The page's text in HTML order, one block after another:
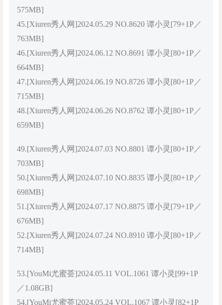
575MB]
45.[Xiuren秀人网]2024.05.29 NO.8620 谭小灵[79+1P／
763MB]
46.[Xiuren秀人网]2024.06.12 NO.8691 谭小灵[80+1P／
664MB]
47.[Xiuren秀人网]2024.06.19 NO.8726 谭小灵[80+1P／
715MB]
48.[Xiuren秀人网]2024.06.26 NO.8762 谭小灵[80+1P／
659MB]
49.[Xiuren秀人网]2024.07.03 NO.8801 谭小灵[80+1P／
703MB]
50.[Xiuren秀人网]2024.07.10 NO.8835 谭小灵[80+1P／
698MB]
51.[Xiuren秀人网]2024.07.17 NO.8875 谭小灵[79+1P／
676MB]
52.[Xiuren秀人网]2024.07.24 NO.8910 谭小灵[80+1P／
714MB]
53.[YouMi尤蜜荟]2024.05.11 VOL.1061 谭小灵[99+1P
／1.08GB]
54.[YouMi尤蜜荟]2024.05.24 VOL.1067 谭小灵[82+1P